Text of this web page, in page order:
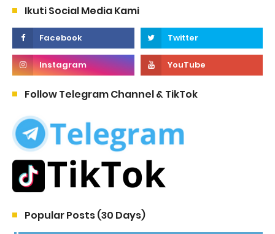
Ikuti Social Media Kami
Follow Telegram Channel & TikTok
Popular Posts (30 Days)